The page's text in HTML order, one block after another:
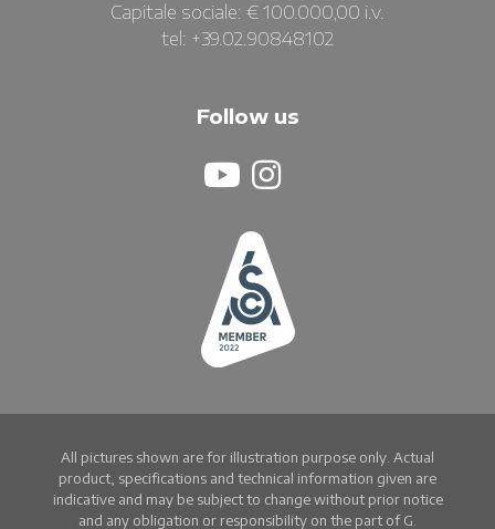
Capitale sociale: € 100.000,00 i.v.
tel: +39.02.90848102
Follow us
All pictures shown are for illustration purpose only. Actual
product, specifications and technical information given are
indicative and may be subject to change without prior notice
and any obligation or responsibility on the part of G.